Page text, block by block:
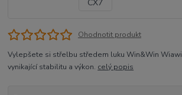
Ohodnotit produkt
Vylepšete si střelbu středem luku Win&Win
vynikající stabilitu a výkon. celý popis